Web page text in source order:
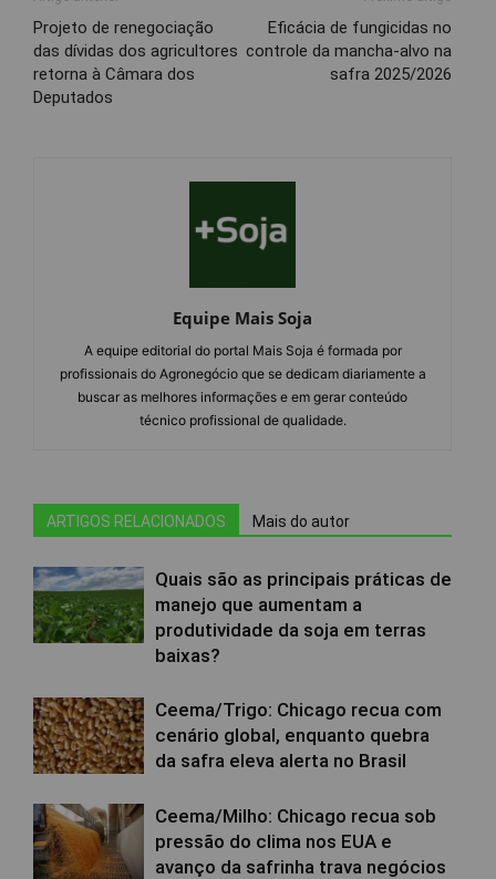
Projeto de renegociação
das dívidas dos agricultores
retorna à Câmara dos
Deputados
Eficácia de fungicidas no
controle da mancha-alvo na
safra 2025/2026
Equipe Mais Soja
A equipe editorial do portal Mais Soja é formada por
profissionais do Agronegócio que se dedicam diariamente a
buscar as melhores informações e em gerar conteúdo
técnico profissional de qualidade.
ARTIGOS RELACIONADOS Mais do autor
Quais são as principais práticas de
manejo que aumentam a
produtividade da soja em terras
baixas?
Ceema/Trigo: Chicago recua com
cenário global, enquanto quebra
da safra eleva alerta no Brasil
Ceema/Milho: Chicago recua sob
pressão do clima nos EUA e
avanço da safrinha trava negócios